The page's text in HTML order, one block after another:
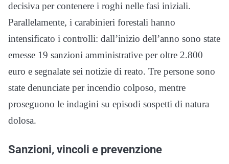
decisiva per contenere i roghi nelle fasi iniziali.
Parallelamente, i carabinieri forestali hanno
intensificato i controlli: dall’inizio dell’anno sono state
emesse 19 sanzioni amministrative per oltre 2.800
euro e segnalate sei notizie di reato. Tre persone sono
state denunciate per incendio colposo, mentre
proseguono le indagini su episodi sospetti di natura
dolosa.
Sanzioni, vincoli e prevenzione